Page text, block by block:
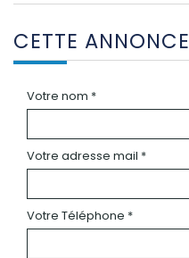
CETTE ANNONCE
Votre nom *
Votre adresse mail *
Votre Téléphone *